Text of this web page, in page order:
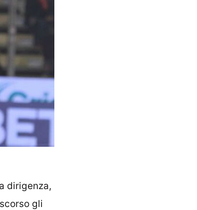
dirigenza,
gli